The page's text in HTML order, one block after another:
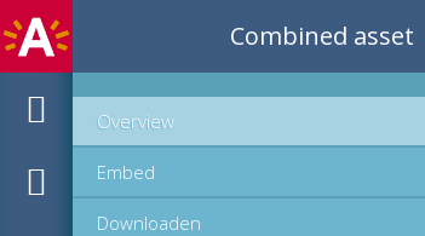
Combined asset
Overview
Embed
Downloaden